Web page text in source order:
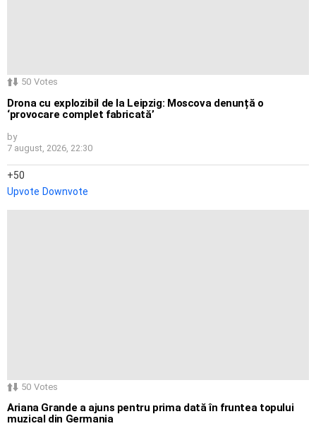
50 Votes
Drona cu explozibil de la Leipzig: Moscova denunță o
‘provocare complet fabricată’
by
7 august, 2026, 22:30
50
Upvote Downvote
50 Votes
Ariana Grande a ajuns pentru prima dată în fruntea topului
muzical din Germania